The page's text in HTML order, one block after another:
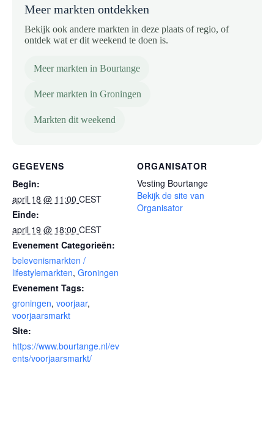
Meer markten ontdekken
Bekijk ook andere markten in deze plaats of regio, of
ontdek wat er dit weekend te doen is.
Meer markten in Bourtange
Meer markten in Groningen
Markten dit weekend
GEGEVENS
Begin:
april 18 @ 11:00 CEST
Einde:
april 19 @ 18:00 CEST
Evenement Categorieën:
belevenismarkten /
lifestylemarkten, Groningen
Evenement Tags:
groningen, voorjaar,
voorjaarsmarkt
Site:
https://www.bourtange.nl/ev
ents/voorjaarsmarkt/
ORGANISATOR
Vesting Bourtange
Bekijk de site van
Organisator